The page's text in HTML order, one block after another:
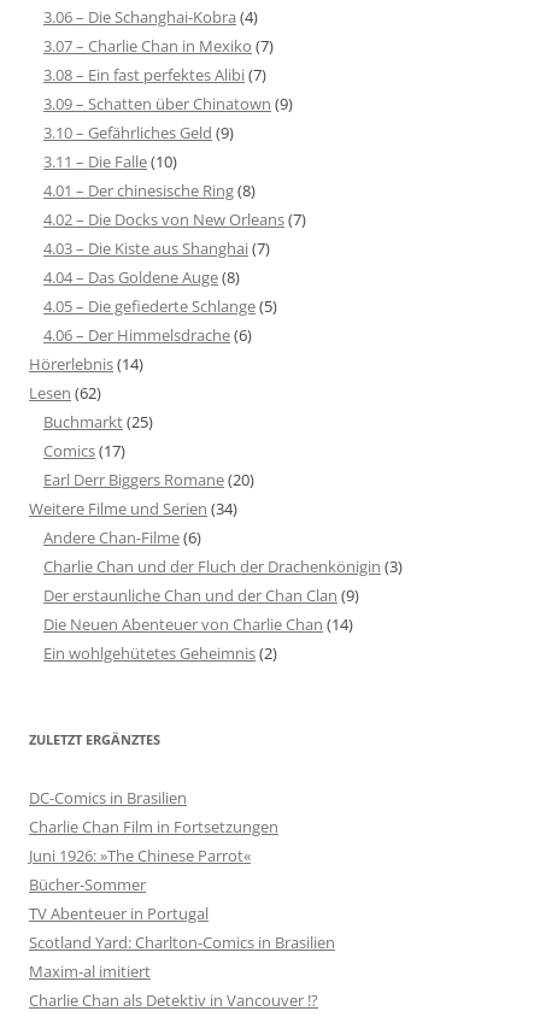
3.06 – Die Schanghai-Kobra (4)
3.07 – Charlie Chan in Mexiko (7)
3.08 – Ein fast perfektes Alibi(7)
3.09 – Schatten über Chinatown (9)
3.10 – Gefährliches Geld (9)
3.11 – Die Falle(10)
4.01 – Der chinesische Ring(8)
4.02 – Die Docks von New Orleans(7)
4.03 – Die Kiste aus Shanghai(7)
4.04 – Das Goldene Auge(8)
4.05 – Die gefiederte Schlange(5)
4.06 – Der Himmelsdrache(6)
Hörerlebnis(14)
Lesen (62)
Buchmarkt(25)
Comics(17)
Earl Derr Biggers Romane(20)
Weitere Filme und Serien (34)
Andere Chan-Filme(6)
Charlie Chan und der Fluch der Drachenkönigin (3)
Der erstaunliche Chan und der Chan Clan (9)
Die Neuen Abenteuer von Charlie Chan (14)
Ein wohlgehütetes Geheimnis(2)
ZULETZT ERGÄNZTES
DC-Comics in Brasilien
Charlie Chan Film in Fortsetzungen
Juni 1926: »The Chinese Parrot«
Bücher-Sommer
TV Abenteuer in Portugal
Scotland Yard: Charlton-Comics in Brasilien
Maxim-al imitiert
Charlie Chan als Detektiv in Vancouver !?